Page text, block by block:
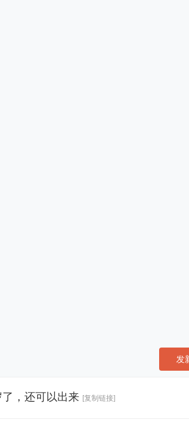
发
，还可以出来 [复制链接]